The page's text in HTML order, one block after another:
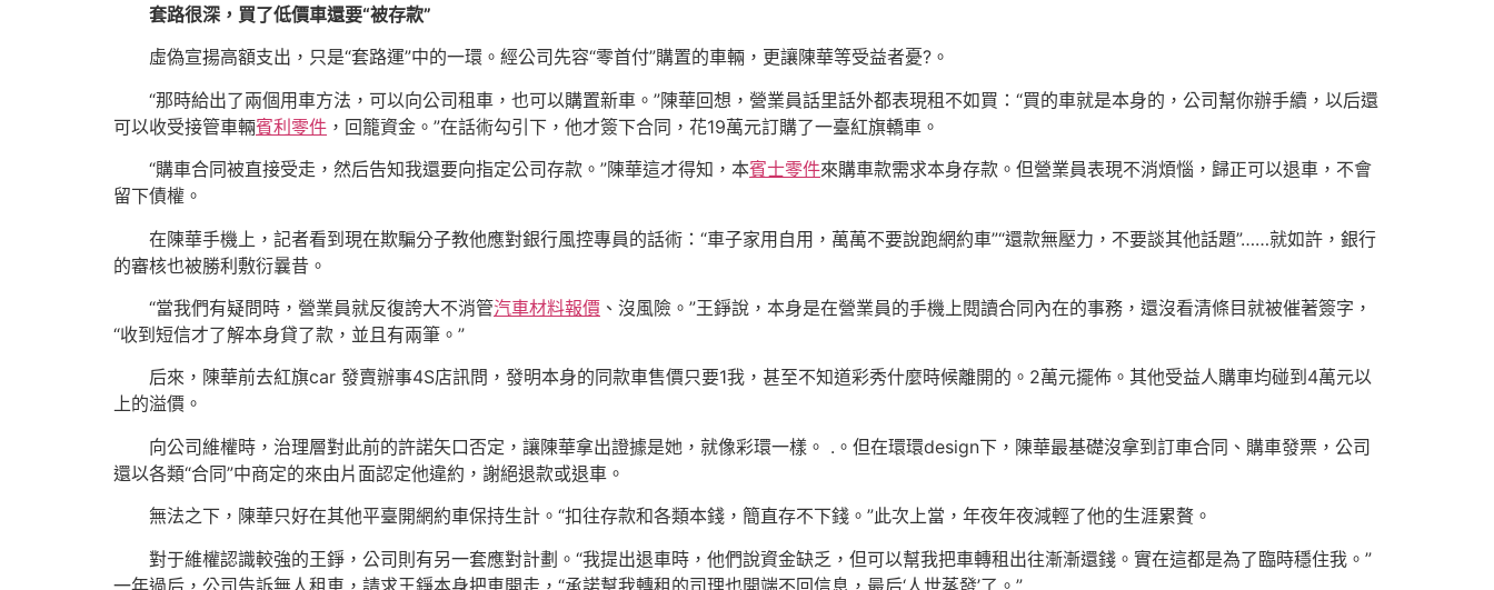
套路很深，買了低價車還要“被存款”
虛偽宣揚高額支出，只是“套路運”中的一環。經公司先容“零首付”購置的車輛，更讓陳華等受益者憂?。
“那時給出了兩個用車方法，可以向公司租車，也可以購置新車。”陳華回想，營業員話里話外都表現租不如買：“買的車就是本身的，公司幫你辦手續，以后還
可以收受接管車輛賓利零件 ，回籠資金。”在話術勾引下，他才簽下合同，花19萬元訂購了一臺紅旗轎車。
“購車合同被直接受走，然后告知我還要向指定公司存款。”陳華這才得知，本賓士零件來購車款需求本身存款。但營業員表現不消煩惱，歸正可以退車，不會
留下債權。
在陳華手機上，記者看到現在欺騙分子教他應對銀行風控專員的話術：“車子家用自用，萬萬不要說跑網約車”“還款無壓力，不要談其他話題”……就如許，銀行
的審核也被勝利敷衍曩昔。
“當我們有疑問時，營業員就反復誇大不消管汽車材料報價 、沒風險。”王錚說，本身是在營業員的手機上閱讀合同內在的事務，還沒看清條目就被催著簽字，
“收到短信才了解本身貸了款，並且有兩筆。”
后來，陳華前去紅旗car 發賣辦事4S店訊問，發明本身的同款車售價只要1我，甚至不知道彩秀什麼時候離開的。2萬元擺佈。其他受益人購車均碰到4萬元以
上的溢價。
向公司維權時，治理層對此前的許諾矢口否定，讓陳華拿出證據是她，就像彩環一樣。 .。但在環環design下，陳華最基礎沒拿到訂車合同、購車發票，公司
還以各類“合同”中商定的來由片面認定他違約，謝絕退款或退車。
無法之下，陳華只好在其他平臺開網約車保持生計。“扣往存款和各類本錢，簡直存不下錢。”此次上當，年夜年夜減輕了他的生涯累贅。
對于維權認識較強的王錚，公司則有另一套應對計劃。“我提出退車時，他們說資金缺乏，但可以幫我把車轉租出往漸漸還錢。實在這都是為了臨時穩住我。”
一年過后，公司告訴無人租車，請求王錚本身把車開走，“承諾幫我轉租的司理也開端不回信息，最后‘人世蒸發’了。”